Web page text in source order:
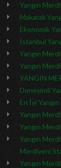
Yangın
Makaralı
Ekonomik
İstanbul
Yangın
Yangın
YANGIN
Deneyimli
En İyi
Yangın
Yangın
Yangın
Merdiveni
Yangın